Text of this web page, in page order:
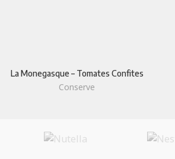
La Monegasque – Tomates Confites
Conserve
Farine
Legumes secs